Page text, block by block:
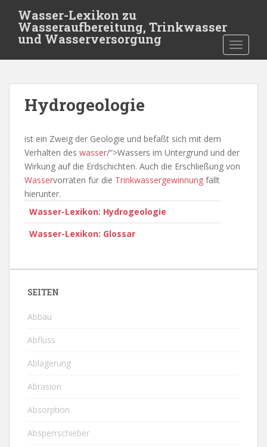
t
Wasser-Lexikon zu
Wasseraufbereitung, Trinkwasser
und Wasserversorgung
Hydrogeologie
ist ein Zweig der Geologie und befaßt sich mit dem
Verhalten des wasser/“>Wassers im Untergrund und der
Wirkung auf die Erdschichten. Auch die Erschließung von
Wasservorräten für die Trinkwassergewinnung fällt
hierunter.
Wasser-Lexikon: Hydrogeologie
Wasser-Lexikon: Glossar
SEITEN
Abbau
Abfluss
Ablagerung
Abrasion
Absorption
Absperrschieber